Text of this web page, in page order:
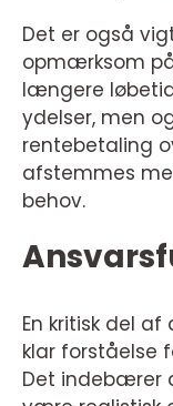
Det er også
opmærksom
længere
ydelser, men
rentebetaling
afstemmes
behov.
En kritisk del
klar forståelse
Det indebærer